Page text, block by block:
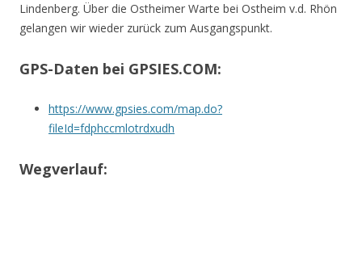
Lindenberg. Über die Ostheimer Warte bei Ostheim v.d. Rhön
gelangen wir wieder zurück zum Ausgangspunkt.
GPS-Daten bei GPSIES.COM:
https://www.gpsies.com/map.do?
fileId=fdphccmlotrdxudh
Wegverlauf: